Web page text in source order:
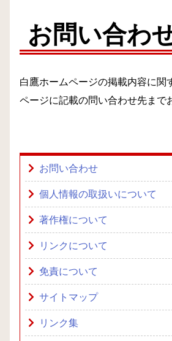
お問い合わ
白鷹ホームページの掲載内容に関
ページに記載の問い合わせ先まで
お問い合わせ
個人情報の取扱いについて
著作権について
リンクについて
免責について
サイトマップ
リンク集